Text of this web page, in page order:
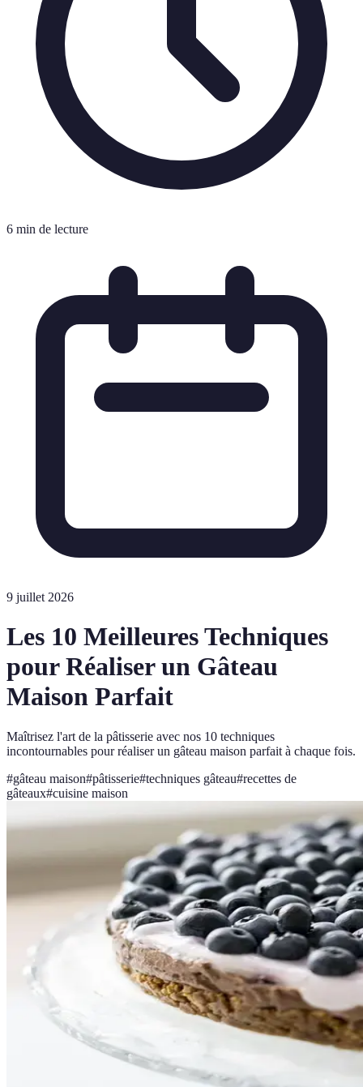
6 min de lecture
9 juillet 2026
Les 10 Meilleures Techniques
pour Réaliser un Gâteau
Maison Parfait
Maîtrisez l'art de la pâtisserie avec nos 10 techniques
incontournables pour réaliser un gâteau maison parfait à chaque fois.
#gâteau maison#pâtisserie#techniques gâteau#recettes de
gâteaux#cuisine maison